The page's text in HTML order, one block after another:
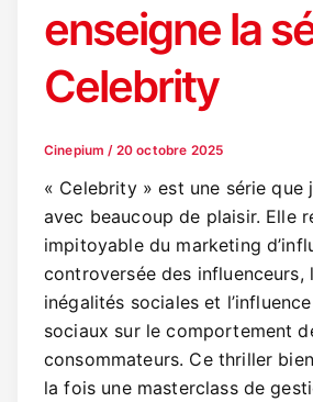
enseigne la
Celebrity
Cinepium / 20 octobre 2025
« Celebrity » est une série que
avec beaucoup de plaisir. Elle
impitoyable du marketing
controversée des influenceurs,
inégalités sociales et
sociaux sur le comportement
consommateurs. Ce thriller
la fois une masterclass de